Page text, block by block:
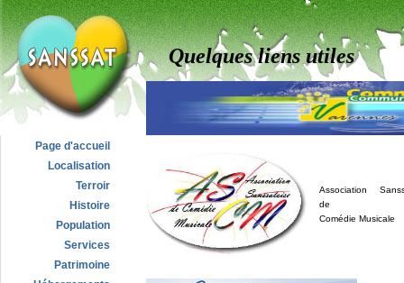
Page d'accueil
Localisation
Terroir
Histoire
Population
Services
Patrimoine
Quelques liens utiles
Association
de
Comédie Musicale